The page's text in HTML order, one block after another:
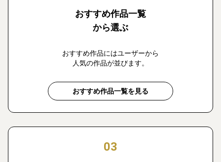
おすすめ作品一覧
から選ぶ
おすすめ作品にはユーザーから
人気の作品が並びます。
おすすめ作品一覧を見る
03